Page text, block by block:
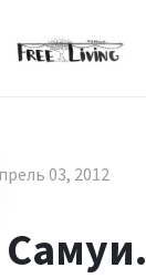
03, 2012